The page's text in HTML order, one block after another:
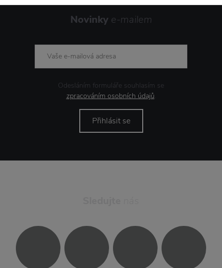
Novinky e-mailem
Odesláním formuláře souhlasím se
zpracováním osobních údajů.
Přihlásit se